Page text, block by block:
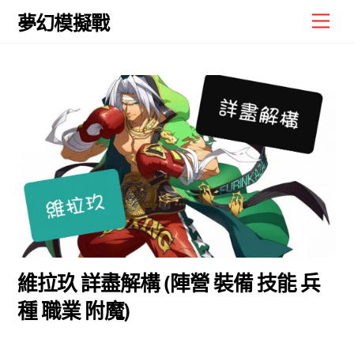
Skip
夢幻模擬戰
維拉玖 詳盡解構 (陣營 裝備 技能 兵
種 職業 附魔)